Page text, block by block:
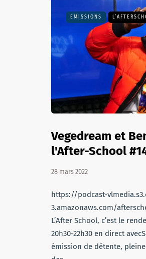
EMISSIONS
Vegedream et
l'After-School
28 mars 2022
https://podcast-
3.amazonaws.com/
L’After School, c’est le
20h30-22h30 en direct
émission de détente,